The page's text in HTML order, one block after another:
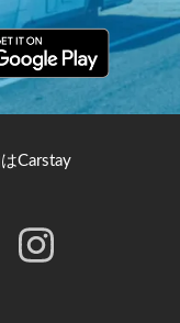
Carstay